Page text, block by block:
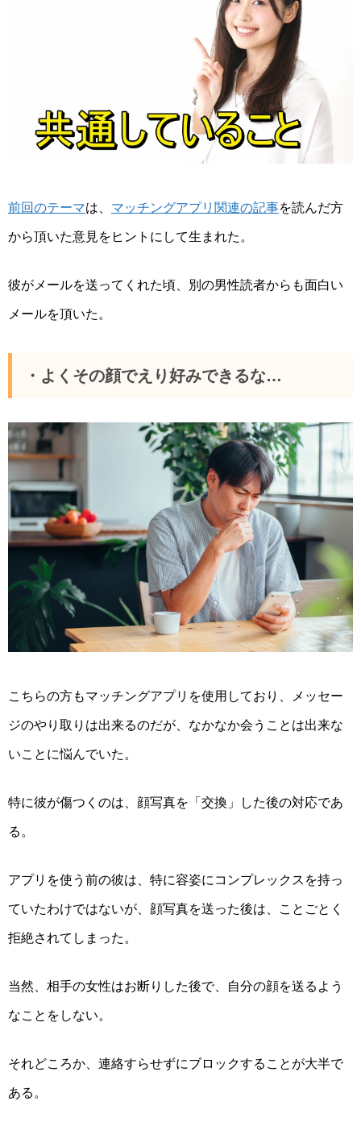
前回のテーマは、 マッチングアプリ関連の記事を読んだ方
から頂いた意見をヒントにして生まれた。
彼がメールを送ってくれた頃、別の男性読者からも面白い
メールを頂いた。
・よくその顔でえり好みできるな…
こちらの方もマッチングアプリを使用しており、メッセー
ジのやり取りは出来るのだが、なかなか会うことは出来な
いことに悩んでいた。
特に彼が傷つくのは、顔写真を「交換」した後の対応であ
る。
アプリを使う前の彼は、特に容姿にコンプレックスを持っ
ていたわけではないが、顔写真を送った後は、ことごとく
拒絶されてしまった。
当然、相手の女性はお断りした後で、自分の顔を送るよう
なことをしない。
それどころか、連絡すらせずにブロックすることが大半で
ある。